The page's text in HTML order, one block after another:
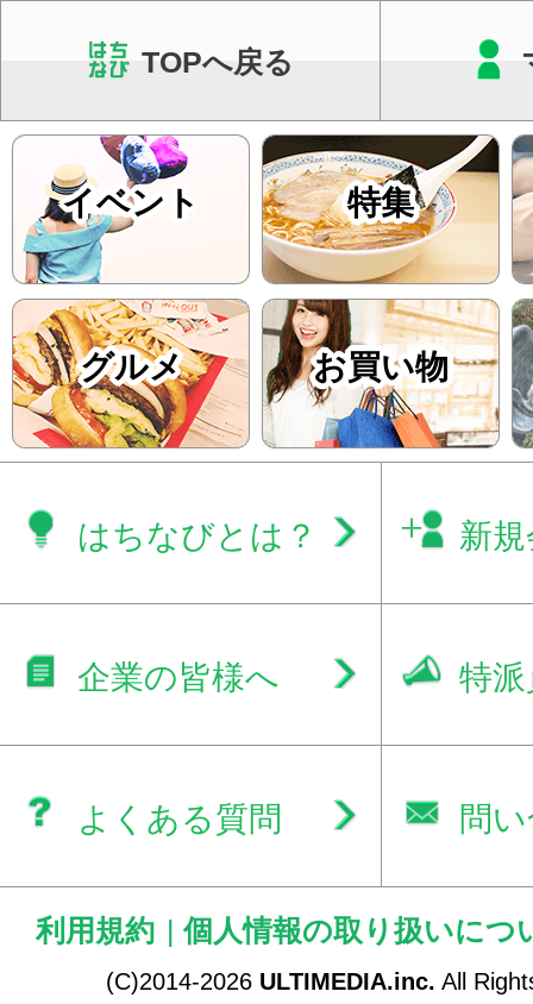
TOPへ戻る
イベント 特集
グルメ お買い物
はちなびとは？ 新
企業の皆様へ 特
よくある質問 問
利用規約 | 個人情報の取り扱いにつ
(C)2014-2026 ULTIMEDIA.inc. All